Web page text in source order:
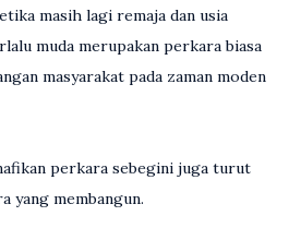
masih lagi remaja dan usia
muda merupakan perkara biasa
masyarakat pada zaman moden
perkara sebegini juga turut
yang membangun.